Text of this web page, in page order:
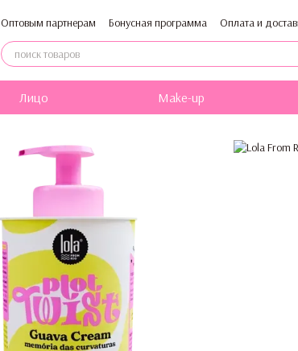
Оптовым партнерам Бонусная программа Оплата и
Политика конфиденциальности
Публичная оферта Блог
Лицо Make-up